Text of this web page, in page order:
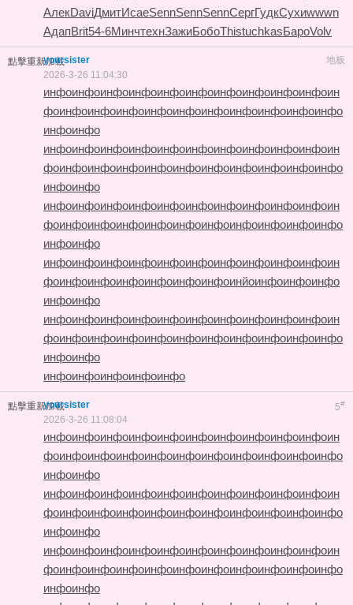
АлекDaviДмитИсаеSennSennSennСергГудкСухиwwwn
АдапBrit54-6МинчтехнЗажиБобоThistuchkasБароVolv
點擊重新加載 地板
yoursister
2026-3-26 11:04:30
инфоинфоинфоинфоинфоинфоинфоинфоинфоинфоин
фоинфоинфоинфоинфоинфоинфоинфоинфоинфоинфо
инфоинфо
инфоинфоинфоинфоинфоинфоинфоинфоинфоинфоин
фоинфоинфоинфоинфоинфоинфоинфоинфоинфоинфо
инфоинфо
инфоинфоинфоинфоинфоинфоинфоинфоинфоинфоин
фоинфоинфоинфоинфоинфоинфоинфоинфоинфоинфо
инфоинфо
инфоинфоинфоинфоинфоинфоинфоинфоинфоинфоин
фоинфоинфоинфоинфоинфоинфоинйоинфоинфоинфо
инфоинфо
инфоинфоинфоинфоинфоинфоинфоинфоинфоинфоин
фоинфоинфоинфоинфоинфоинфоинфоинфоинфоинфо
инфоинфо
инфоинфоинфоинфоинфо
點擊重新加載 5#
yoursister
2026-3-26 11:08:04
инфоинфоинфоинфоинфоинфоинфоинфоинфоинфоин
фоинфоинфоинфоинфоинфоинфоинфоинфоинфоинфо
инфоинфо
инфоинфоинфоинфоинфоинфоинфоинфоинфоинфоин
фоинфоинфоинфоинфоинфоинфоинфоинфоинфоинфо
инфоинфо
инфоинфоинфоинфоинфоинфоинфоинфоинфоинфоин
фоинфоинфоинфоинфоинфоинфоинфоинфоинфоинфо
инфоинфо